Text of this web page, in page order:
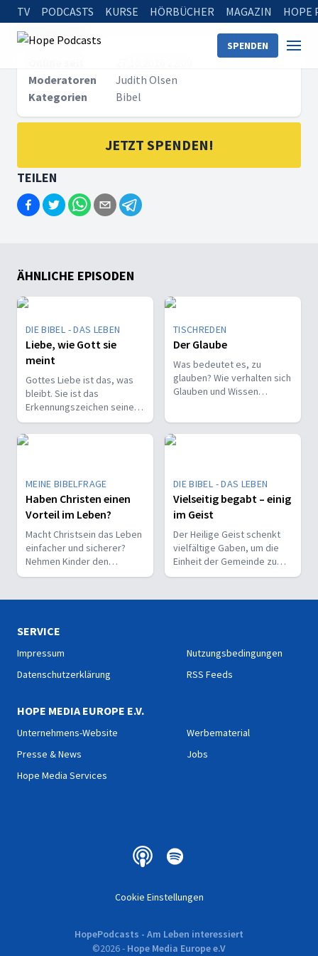
TV PODCASTS KURSE HÖRBÜCHER MAGAZIN HOPE
SPENDEN
METADATEN
Moderatoren
Judith Olsen
Kategorien
Bibel
JETZT SPENDEN!
TEILEN
ÄHNLICHE EPISODEN
DIE BIBEL - DAS LEBEN
Liebe, wie Gott sie
meint
Gottes Liebe ist das, was
bleibt. Sie ist das
Erkennungszeichen seiner
Kinder und trägt, wenn alles
andere vergeht.
TISCHREDEN
Der Glaube
Was bedeutet es, zu
glauben? Wie verhalten sich
Glauben und Wissen
Entscheidung?
MEINE BIBELFRAGE
Haben Christen einen
Vorteil im Leben?
Macht Christsein das Leben
einfacher und sicherer?
Nehmen Kinder den
Glauben leichter an als
DIE BIBEL - DAS LEBEN
Vielseitig begabt – einig
im Geist
Der Heilige Geist schenkt
vielfältige Gaben, um die
Einheit der Gemeinde zu
stärken und sie zu
Menschen zu bekennen.
SERVICE
Impressum
Datenschutzerklärung
Nutzungsbedingungen
RSS Feeds
HOPE MEDIA EUROPE E.V.
Unternehmens-Website
Presse & News
Hope Media Services
Werbematerial
Jobs
Cookie Einstellungen
HopePodcasts - Am Leben interessiert
©2026- Hope Media Europe e.V